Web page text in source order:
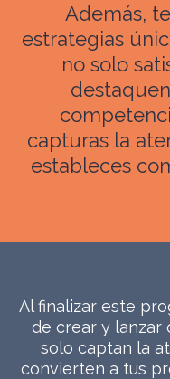
Además,
estrategias
no solo
capturas la
estableces
Al finalizar este
de crear y lanzar
solo captan la
convierten a tus